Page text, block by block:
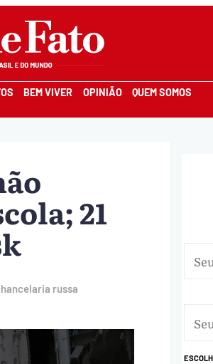
BEM VIVER OPINIÃO QUEM SOMOS
21
russa